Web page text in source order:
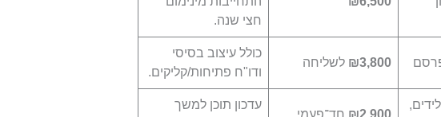
חצי שנה.
₪3,800 לשליחה
כולל עיצוב בסיסי
ודו"ח פתיחות/קליקים.
₪2,900 חד־פעמי
עדכון תוכן למשך